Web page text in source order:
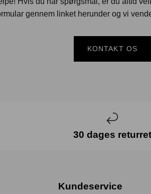
gennem linket herunder og vi
KONTAKT OS
30 dages returret
Kundeservice